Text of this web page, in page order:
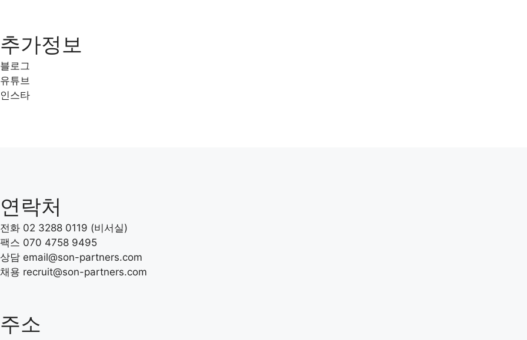
추가정보
블로그
유튜브
인스타
연락처
전화 02 3288 0119 (비서실)
팩스 070 4758 9495
상담 email@son-partners.com
채용 recruit@son-partners.com
주소